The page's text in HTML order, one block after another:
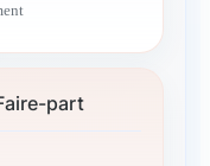
part